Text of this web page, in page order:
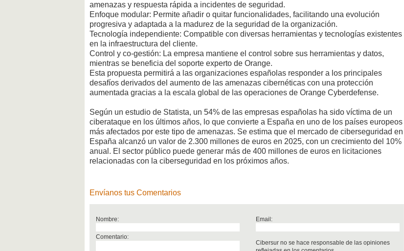
amenazas y respuesta rápida a incidentes de seguridad.
Enfoque modular: Permite añadir o quitar funcionalidades, facilitando una evolución
progresiva y adaptada a la madurez de la seguridad de la organización.
Tecnología independiente: Compatible con diversas herramientas y tecnologías existentes
en la infraestructura del cliente.
Control y co-gestión: La empresa mantiene el control sobre sus herramientas y datos,
mientras se beneficia del soporte experto de Orange.
Esta propuesta permitirá a las organizaciones españolas responder a los principales
desafíos derivados del aumento de las amenazas cibernéticas con una protección
aumentada gracias a la escala global de las operaciones de Orange Cyberdefense.
Según un estudio de Statista, un 54% de las empresas españolas ha sido víctima de un
ciberataque en los últimos años, lo que convierte a España en uno de los países europeos
más afectados por este tipo de amenazas. Se estima que el mercado de ciberseguridad en
España alcanzó un valor de 2.300 millones de euros en 2025, con un crecimiento del 10%
anual. El sector público puede generar más de 400 millones de euros en licitaciones
relacionadas con la ciberseguridad en los próximos años.
Envíanos tus Comentarios
Nombre: Email:
Comentario:
Cibersur no se hace responsable de las opiniones